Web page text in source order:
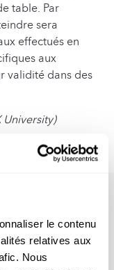
le contenu
relatives aux
Nous
table. Par
sera
effectués en
aux
validité dans des
University)